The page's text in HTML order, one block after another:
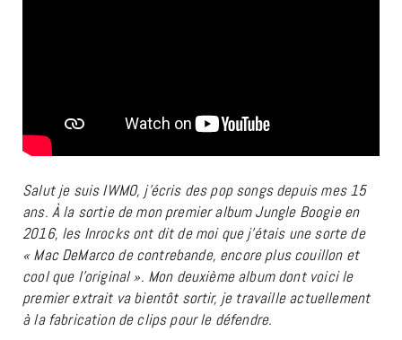
Salut je suis IWMO, j’écris despop songsdepuis mes 15
ans. À la sortie de mon premier album Jungle Boogie en
2016, les Inrocks ont dit de moi que j’étais une sorte de
« Mac DeMarco de contrebande, encore plus couillon et
cool que l’original ». Mon deuxième album dont voici le
premier extrait va bientôt sortir, je travaille actuellement
à la fabrication de clips pour le défendre.